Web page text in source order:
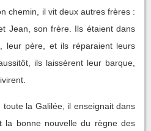
chemin, il vit deux autres frères :
Jean, son frère. Ils étaient dans
leur père, et ils réparaient leurs
ils laissèrent leur barque,
la Galilée, il enseignait dans
la bonne nouvelle du règne des